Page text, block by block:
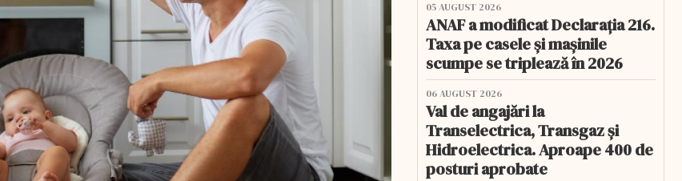
05 AUGUST 2026
ANAF a modificat Declarația 216.
Taxa pe casele și mașinile
scumpe se triplează în 2026
06 AUGUST 2026
Val de angajări la
Transelectrica, Transgaz și
Hidroelectrica. Aproape 400 de
posturi aprobate